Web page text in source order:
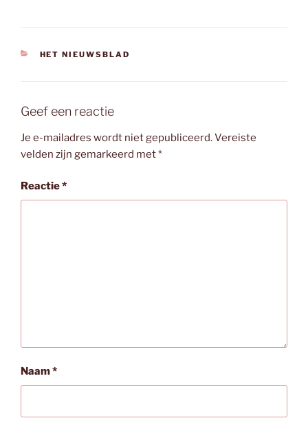
CATEGORIEËN
HET NIEUWSBLAD
Geef een reactie
Je e-mailadres wordt niet gepubliceerd.Vereiste
velden zijn gemarkeerd met*
Reactie*
Naam*